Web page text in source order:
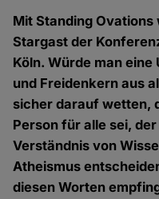
Mit Standing
Stargast der
Köln. Würde man
und Freidenkern aus
sicher darauf wetten,
Person für alle sei,
Verständnis von
Atheismus
diesen Worten